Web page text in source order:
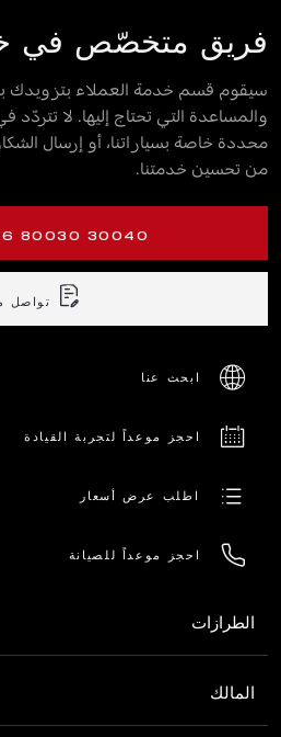
فريق متخصّص في
سيقوم قسم خدمة العملاء بتزويدك
والمساعدة التي تحتاج إليها. لا
محددة خاصة بسياراتنا، أو إرسال
من تحسين خدمتنا.
80030 30040
تواصل
ابحث عنا
احجز موعداً لتجربة القيادة
اطلب عرض أسعار
احجز موعداً للصيانة
الطرازات
ستلفيو
جوليا
المالك